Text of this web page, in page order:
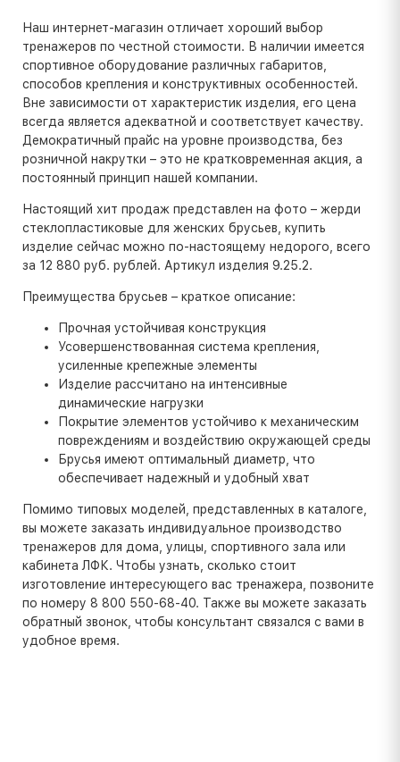
Наш интернет-магазин отличает хороший выбор
тренажеров по честной стоимости. В наличии имеется
спортивное оборудование различных габаритов,
способов крепления и конструктивных особенностей.
Вне зависимости от характеристик изделия, его цена
всегда является адекватной и соответствует качеству.
Демократичный прайс на уровне производства, без
розничной накрутки – это не кратковременная акция, а
постоянный принцип нашей компании.
Настоящий хит продаж представлен на фото – жерди
стеклопластиковые для женских брусьев, купить
изделие сейчас можно по-настоящему недорого, всего
за 12 880 руб. рублей. Артикул изделия 9.25.2.
Преимущества брусьев – краткое описание:
Прочная устойчивая конструкция
Усовершенствованная система крепления,
усиленные крепежные элементы
Изделие рассчитано на интенсивные
динамические нагрузки
Покрытие элементов устойчиво к механическим
повреждениям и воздействию окружающей среды
Брусья имеют оптимальный диаметр, что
обеспечивает надежный и удобный хват
Помимо типовых моделей, представленных в каталоге,
вы можете заказать индивидуальное производство
тренажеров для дома, улицы, спортивного зала или
кабинета ЛФК. Чтобы узнать, сколько стоит
изготовление интересующего вас тренажера, позвоните
по номеру 8 800 550-68-40. Также вы можете заказать
обратный звонок, чтобы консультант связался с вами в
удобное время.